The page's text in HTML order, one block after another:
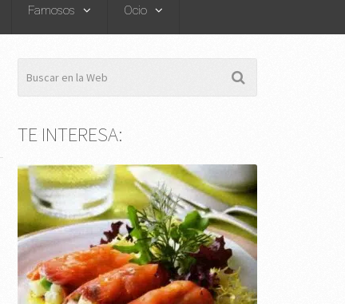
Famosos Ocio
TE INTERESA: